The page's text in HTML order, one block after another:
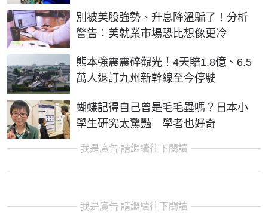
別被美股強勢、升息降溫騙了！分析
警告：美就業市場恐比想像更冷
熊本強震震碎觀光！4天賠1.8億、6.5
萬人退訂九州新幹線至今停駛
蝴蝶記得自己曾是毛毛蟲嗎？日本小
學生研究太驚豔 學者也好奇
我是廣告 請繼續往下閱讀
我是廣告 請繼續往下閱讀